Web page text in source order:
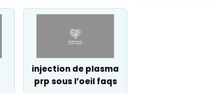
injection de plasma
prp sous l’oeil faqs